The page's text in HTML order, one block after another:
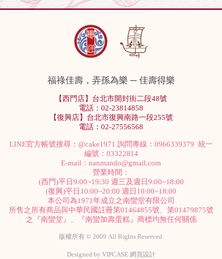
福祿佳壽，弄孫為樂 ─ 佳壽得樂
【西門店】台北市開封街二段48號
電話：02-23814858
【復興店】台北市復興南路一段255號
電話：02-27556568
LINE官方帳號搜尋： @cake1971 詢問專線：0966339379 統一
編號：03322814
E-mail： nanmando@gmail.com
營業時間：
(西門)平日9:00~19:30 週三及週日9:00~18:00
(復興)平日10:00~20:00 週日10:00~18:00
本公司為1971年成立之南蠻堂有限公司
所售之所有商品與中華民國註冊第01464855號、第01479875號
之『南蠻堂』、『南蠻加壽蛋糕』商標均無任何關係
版權所有 © 2009 All Rights Reserved.
Designed by VIPCASE 網頁設計